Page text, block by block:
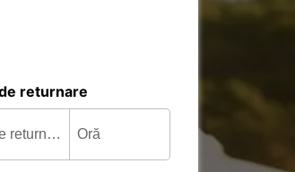
returnare